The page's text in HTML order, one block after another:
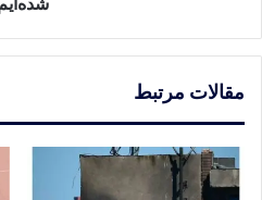
مقالات مرتبط